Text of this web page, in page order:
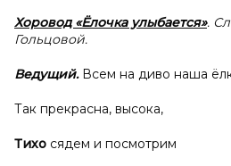
Хоровод «Ёлочка улыбается».
Гольцовой.
Ведущий. Всем на диво наша
Так прекрасна, высока,
Тихо сядем и посмотрим